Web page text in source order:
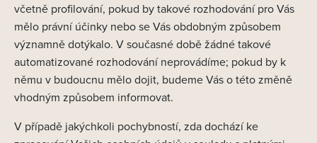
včetně profilování, pokud by takové rozhodování pro Vás
mělo právní účinky nebo se Vás obdobným způsobem
významně dotýkalo. V současné době žádné takové
automatizované rozhodování neprovádíme; pokud by k
němu v budoucnu mělo dojit, budeme Vás o této změně
vhodným způsobem informovat.
V případě jakýchkoli pochybností, zda dochází ke